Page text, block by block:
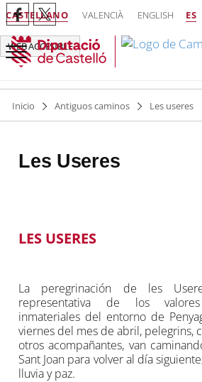
CASTELLANO VALENCIÀ ENGLISH ES
WEB ACCESIBLE
Inicio Antiguos caminos Les useres
Les Useres
LES USERES
La peregrinación de les
representativa de los valores
inmateriales del entorno de
viernes del mes de abril, pelegrins,
otros acompañantes, van
Sant Joan para volver al día
lluvia y paz.